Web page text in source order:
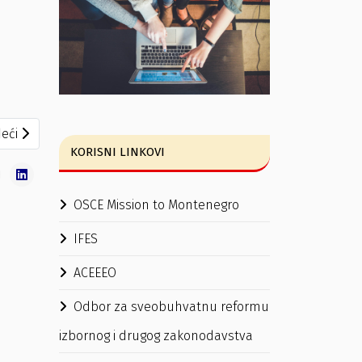
lista Koalicije -“ZA BUDUĆNOST ŠAVNIKA”
članak: Zaključak o određivanju opunomoćenih
KORISNI LINKOVI
OSCE Mission to Montenegro
IFES
ACEEEO
Odbor za sveobuhvatnu reformu
izbornog i drugog zakonodavstva